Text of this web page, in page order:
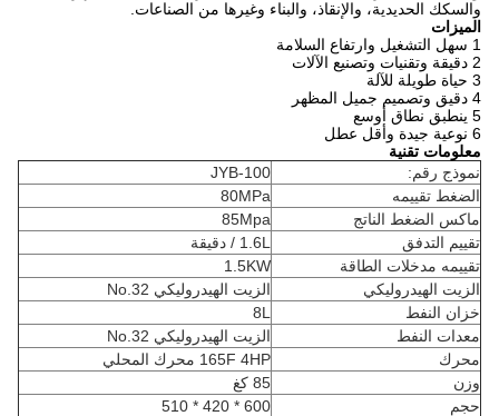
والسكك الحديدية، والإنقاذ، والبناء وغيرها من الصناعات.
الميزات
4 دقيق وتصميم جميل المظهر
5 ينطبق نطاق أوسع
6 نوعية جيدة وأقل عطل
معلومات تقنية
نموذج رقم:
JYB-100
الضغط تقييمه
80MPa
ماكس الضغط الناتج
85Mpa
تقييم التدفق
1.6L / دقيقة
تقييمه مدخلات الطاقة
1.5KW
الزيت الهيدروليكي
الزيت الهيدروليكي No.32
خزان النفط
8L
معدات النفط
الزيت الهيدروليكي No.32
محرك
165F 4HP محرك المحلي
وزن
85 كغ
حجم
600 * 420 * 510